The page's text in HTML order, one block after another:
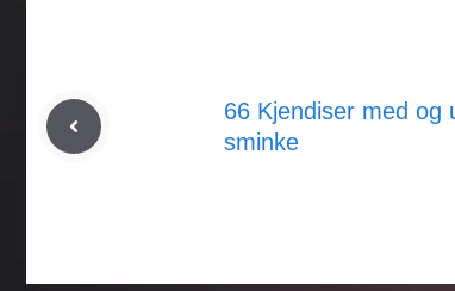
66 Kjendiser med og
sminke